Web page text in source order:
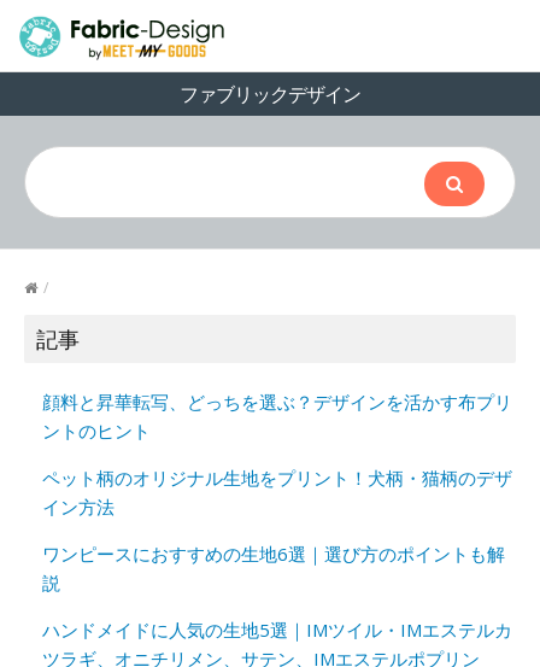
ファブリックデザイン
/
記事
顔料と昇華転写、どっちを選ぶ？デザインを活かす布プリ
ントのヒント
ペット柄のオリジナル生地をプリント！犬柄・猫柄のデザ
イン方法
ワンピースにおすすめの生地6選｜選び方のポイントも解
説
ハンドメイドに人気の生地5選｜IMツイル・IMエステルカ
ツラギ、オニチリメン、サテン、IMエステルポプリン